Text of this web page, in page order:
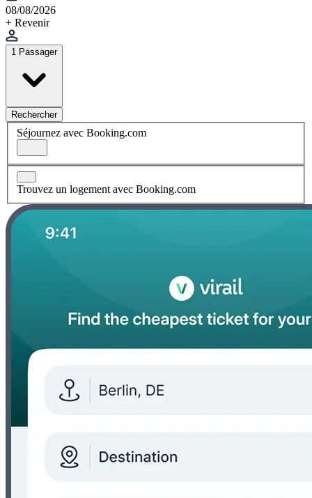
08/08/2026
+ Revenir
1 Passager
Rechercher
Séjournez avec Booking.com
Trouvez un logement avec Booking.com